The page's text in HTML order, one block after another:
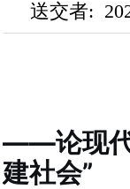
送交者:
——论现代
建社会”